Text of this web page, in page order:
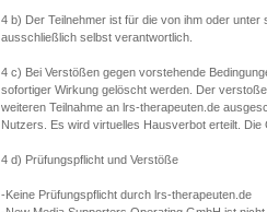
4 b) Der Teilnehmer ist für die von ihm oder
ausschließlich selbst verantwortlich.
4 c) Bei Verstößen gegen vorstehende
sofortiger Wirkung gelöscht werden. Der
weiteren Teilnahme an lrs-therapeuten.de
Nutzers. Es wird virtuelles Hausverbot erteilt.
4 d) Prüfungspflicht und Verstöße
-Keine Prüfungspflicht durch lrs-therapeuten.de